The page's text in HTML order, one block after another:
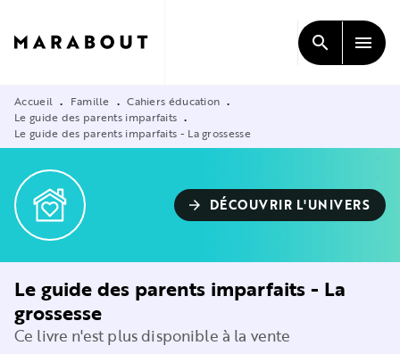
CONTENU
search menu
Accueil • Famille • Cahiers éducation •
Le guide des parents imparfaits •
Le guide des parents imparfaits - La grossesse
arrow_forward DÉCOUVRIR L'UNIVERS
Le guide des parents imparfaits - La
grossesse
Ce livre n'est plus disponible à la vente